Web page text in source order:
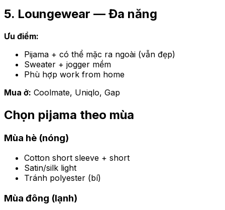
5. Loungewear — Đa năng
Ưu điểm:
Pijama + có thể mặc ra ngoài (vẫn đẹp)
Sweater + jogger mềm
Phù hợp work from home
Mua ở: Coolmate, Uniqlo, Gap
Chọn pijama theo mùa
Mùa hè (nóng)
Cotton short sleeve + short
Satin/silk light
Tránh polyester (bí)
Mùa đông (lạnh)